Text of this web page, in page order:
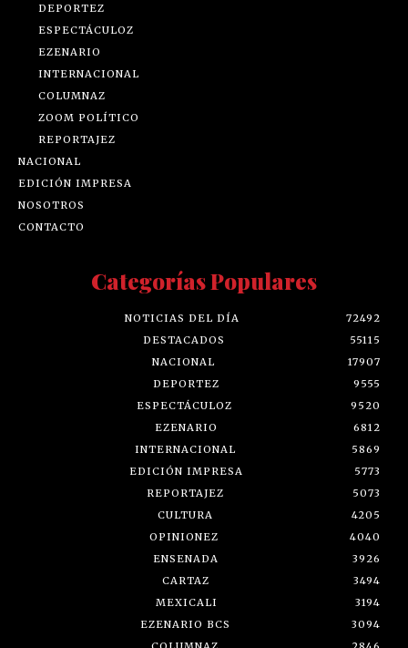
DEPORTEZ
ESPECTÁCULOZ
EZENARIO
INTERNACIONAL
COLUMNAZ
ZOOM POLÍTICO
REPORTAJEZ
NACIONAL
EDICIÓN IMPRESA
NOSOTROS
CONTACTO
Categorías Populares
NOTICIAS DEL DÍA
72492
DESTACADOS
55115
NACIONAL
17907
DEPORTEZ
9555
ESPECTÁCULOZ
9520
EZENARIO
6812
INTERNACIONAL
5869
EDICIÓN IMPRESA
5773
REPORTAJEZ
5073
CULTURA
4205
OPINIONEZ
4040
ENSENADA
3926
CARTAZ
3494
MEXICALI
3194
EZENARIO BCS
3094